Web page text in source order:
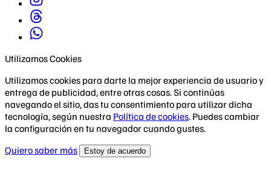
Utilizamos Cookies
Utilizamos cookies para darte la mejor experiencia de usuario y
entrega de publicidad, entre otras cosas. Si continúas
navegando el sitio, das tu consentimiento para utilizar dicha
tecnología, según nuestra Política de cookies. Puedes cambiar
la configuración en tu navegador cuando gustes.
Quiero saber más
Estoy de acuerdo